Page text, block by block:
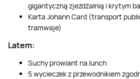
gigantyczną zjeżdżalnią i krytym
Karta Johann Card (transport
tramwaje)
Latem:
Suchy prowiant na lunch
5 wycieczek z przewodnikiem